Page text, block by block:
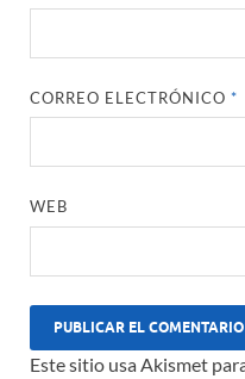
CORREO ELECTRÓNICO*
WEB
Este sitio usa Akismet